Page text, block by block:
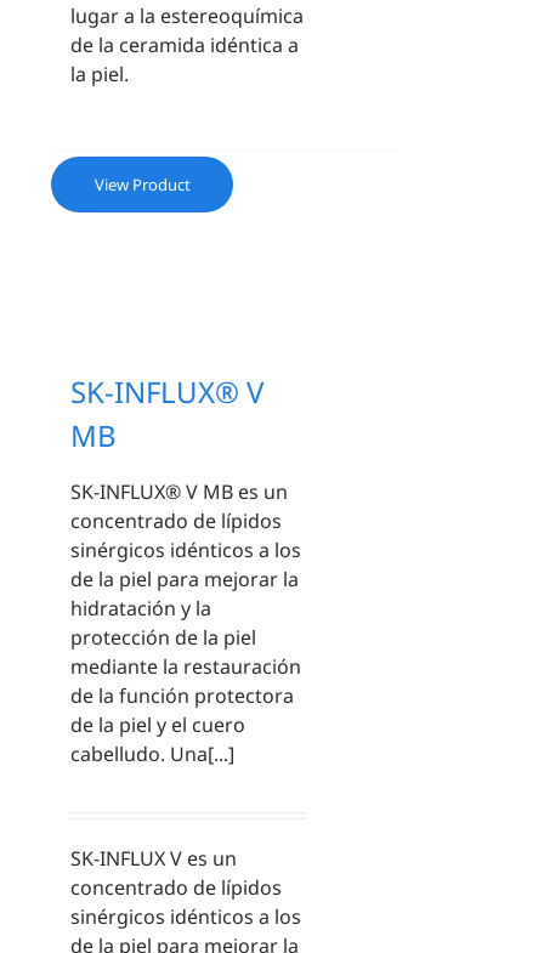
lugar a la estereoquímica
de la ceramida idéntica a
la piel.
View Product
SK-INFLUX® V
MB
SK-INFLUX® V MB es un
concentrado de lípidos
sinérgicos idénticos a los
de la piel para mejorar la
hidratación y la
protección de la piel
mediante la restauración
de la función protectora
de la piel y el cuero
cabelludo. Una[...]
SK-INFLUX V es un
concentrado de lípidos
sinérgicos idénticos a los
de la piel para mejorar la